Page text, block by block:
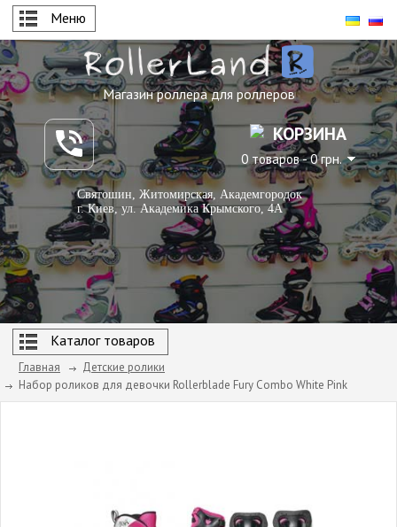
Меню
Магазин роллера для роллеров
КОРЗИНА
0 товаров - 0 грн.
Святошин, Житомирская, Академгородок
г. Киев, ул. Академика Крымского, 4А
Каталог товаров
Главная
Детские ролики
Набор роликов для девочки Rollerblade Fury Combo White Pink